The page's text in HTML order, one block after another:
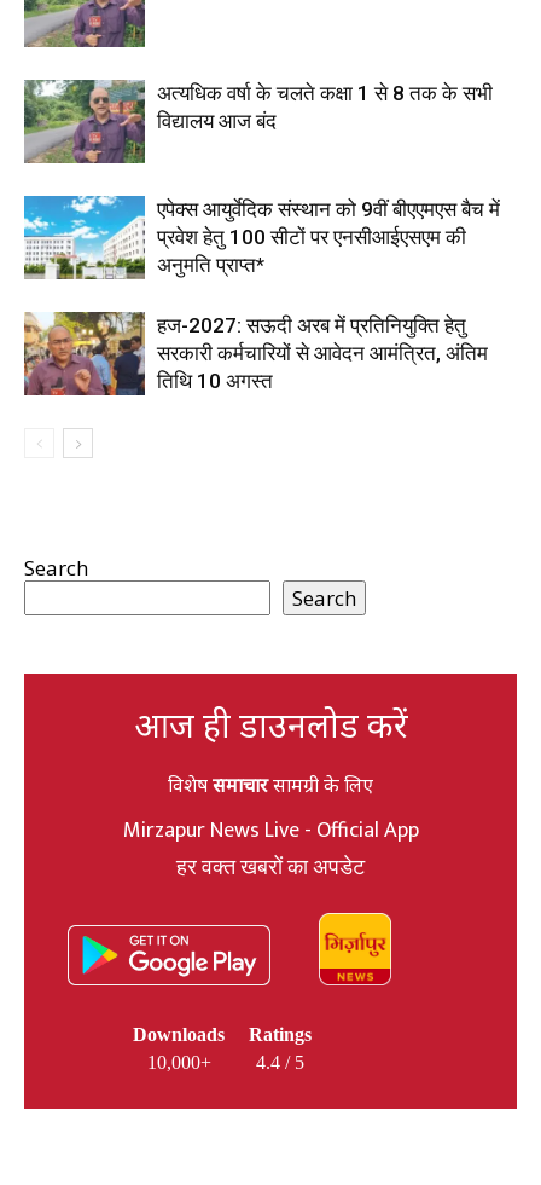
अत्यधिक वर्षा के चलते कक्षा 1 से 8 तक के सभी
विद्यालय आज बंद
एपेक्स आयुर्वेदिक संस्थान को 9वीं बीएएमएस बैच में
प्रवेश हेतु 100 सीटों पर एनसीआईएसएम की
अनुमति प्राप्त*
हज-2027: सऊदी अरब में प्रतिनियुक्ति हेतु
सरकारी कर्मचारियों से आवेदन आमंत्रित, अंतिम
तिथि 10 अगस्त
Search
Search
आज ही डाउनलोड करें
विशेषसमाचारसामग्री के लिए
Mirzapur News Live - Official App
हर वक्त खबरों का अपडेट
Downloads
10,000+
Ratings
4.4 / 5